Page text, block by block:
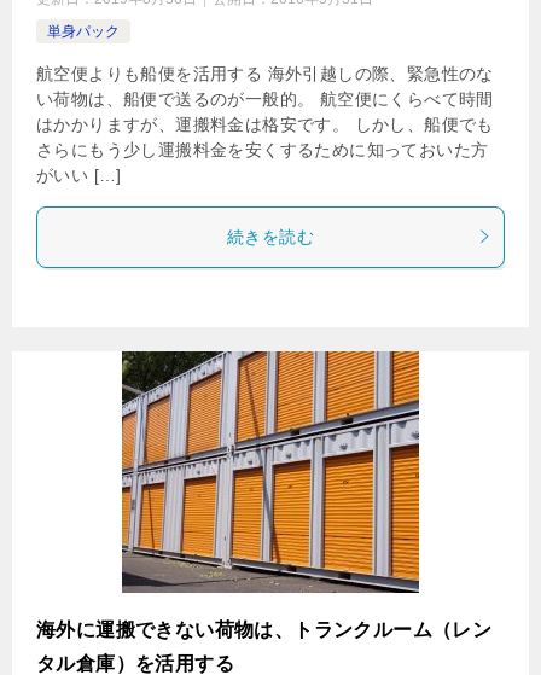
単身パック
航空便よりも船便を活用する 海外引越しの際、緊急性のな
い荷物は、船便で送るのが一般的。 航空便にくらべて時間
はかかりますが、運搬料金は格安です。 しかし、船便でも
さらにもう少し運搬料金を安くするために知っておいた方
がいい […]
続きを読む
海外に運搬できない荷物は、トランクルーム（レン
タル倉庫）を活用する